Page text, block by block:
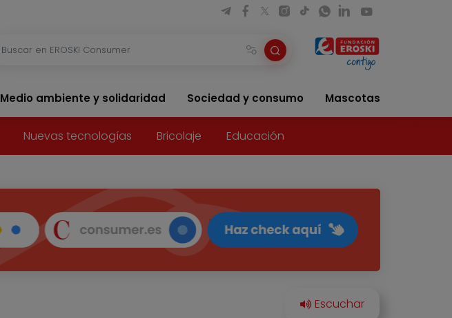
Medio ambiente y solidaridad Sociedad y consumo Mascotas
Nuevas tecnologías Bricolaje Educación